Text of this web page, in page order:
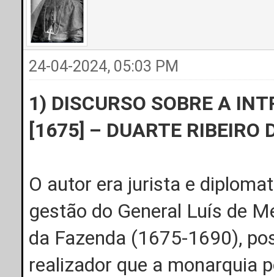
24-04-2024, 05:03 PM
1) DISCURSO SOBRE A
[1675] – DUARTE RIBEIRO
O autor era jurista e
gestão do General Luís de
da Fazenda (1675-1690),
realizador que a monarquia